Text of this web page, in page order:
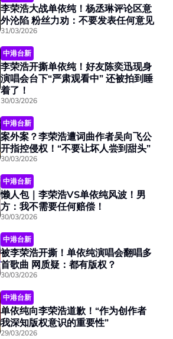
李荣浩大战单依纯！杨丞琳评论区意
外沦陷 粉丝力劝：不要发表任何意见
31/03/2026
中港台新
李荣浩开撕单依纯！好友陈奕迅现身
演唱会台下“严肃观看中” 还被拍到睡
着了！
30/03/2026
中港台新
案外案？李荣浩遭词曲作者吴向飞公
开指控侵权！“不要让坏人尝到甜头”
30/03/2026
中港台新
懒人包｜李荣浩VS单依纯风波！男
方：我不需要任何赔偿！
30/03/2026
中港台新
被李荣浩开撕！单依纯演唱会翻唱多
首歌曲 网质疑：都有版权？
30/03/2026
中港台新
单依纯向李荣浩道歉！“作为创作者
我深知版权意识的重要性”
29/03/2026